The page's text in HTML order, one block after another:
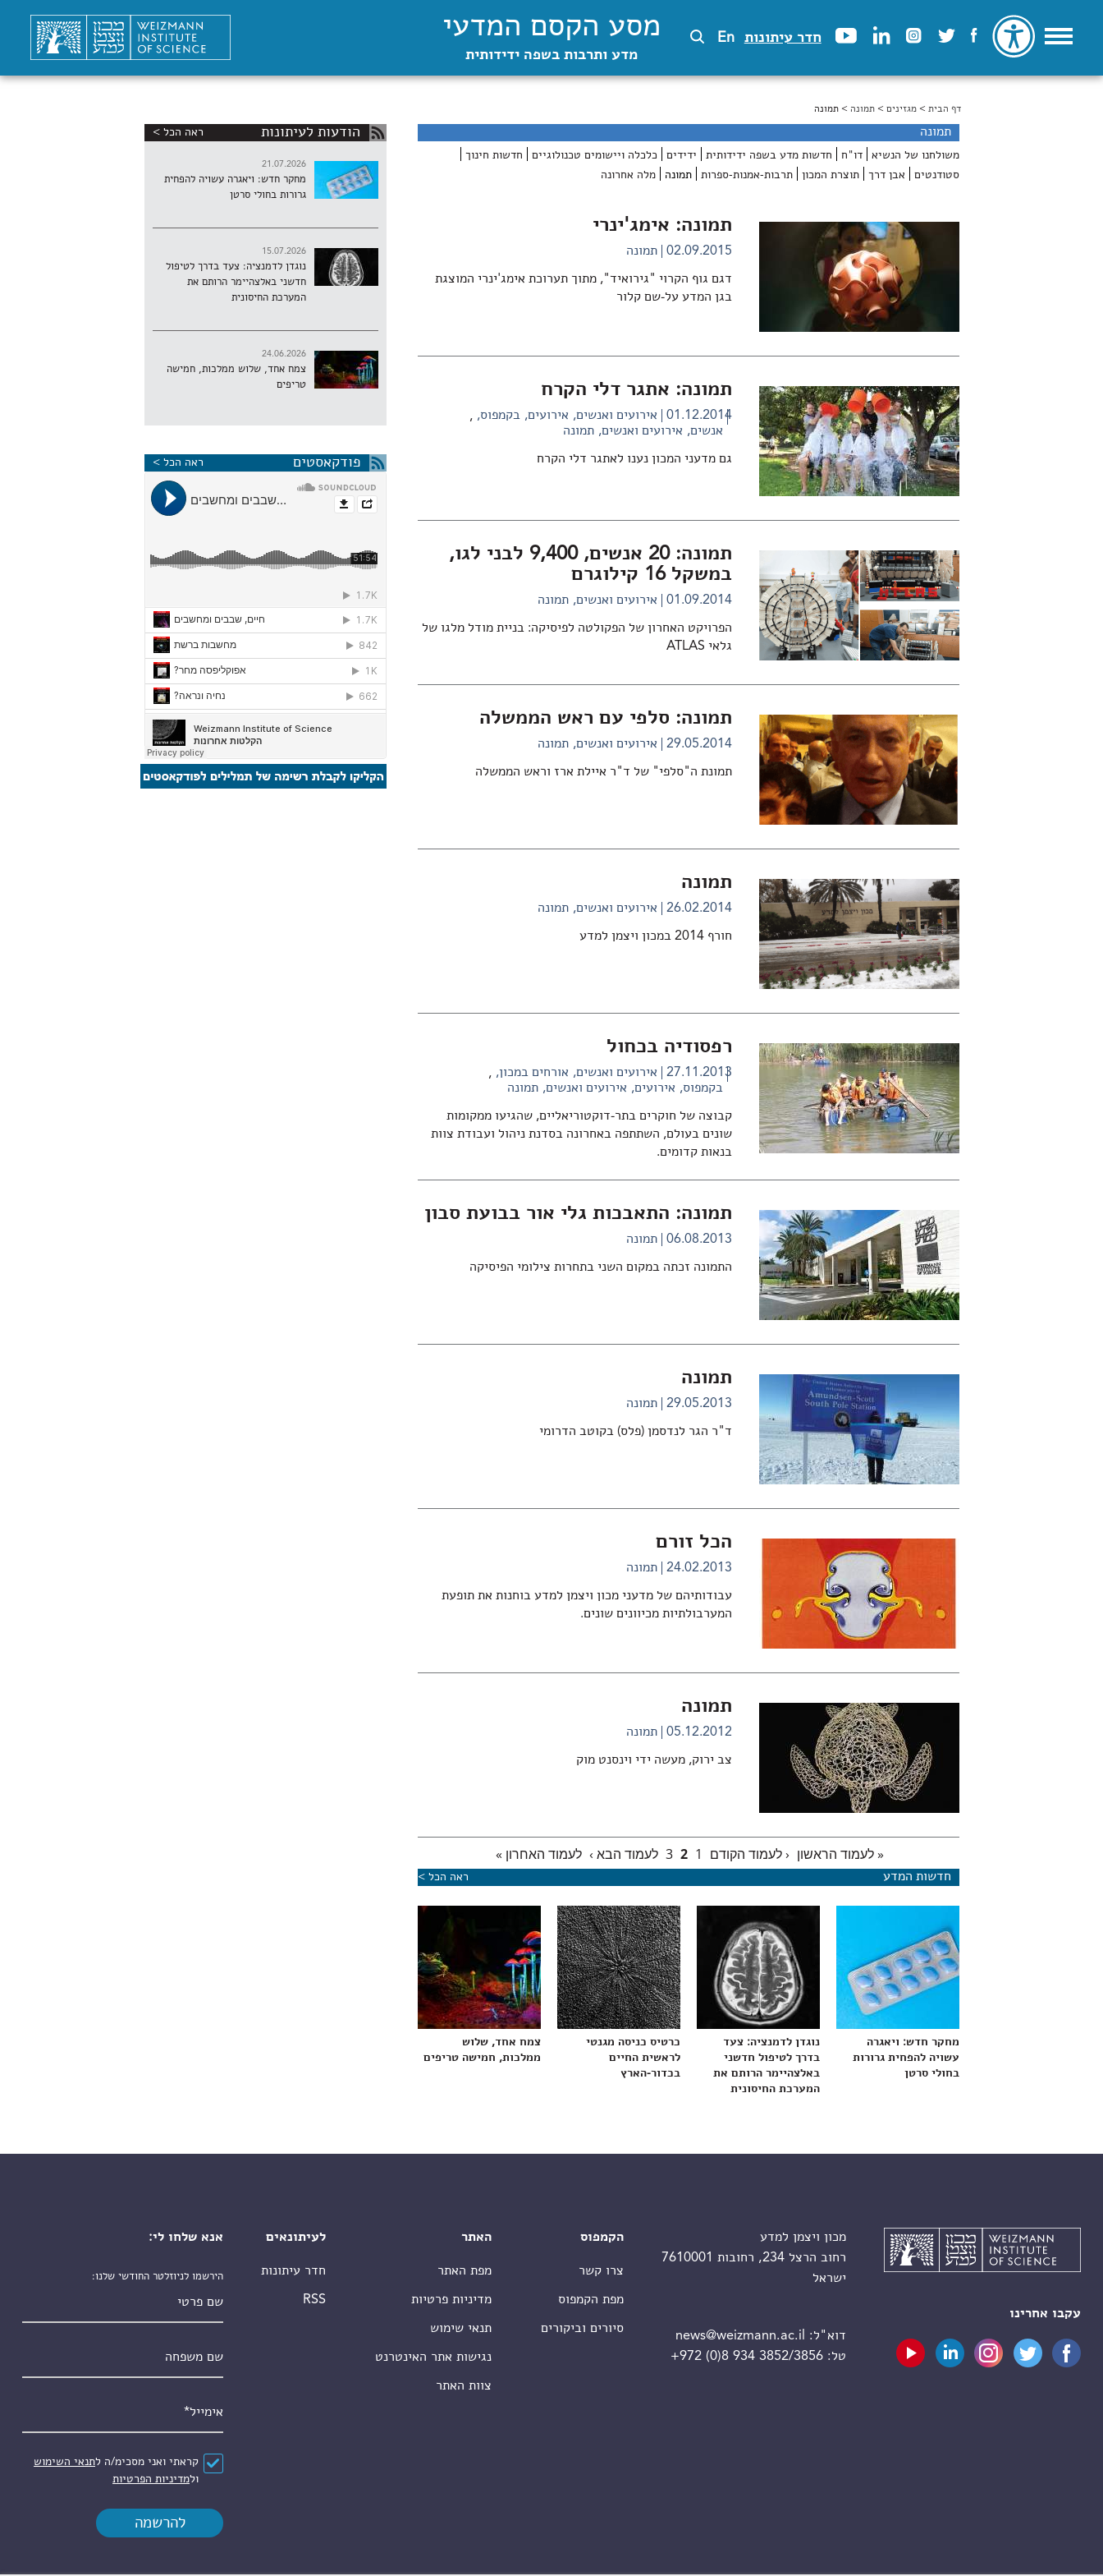
חדר עיתונות En מסע הקסם המדעי
מדע ותרבות בשפה ידידותית
הינך נמצא כאן
דף הבית >מגזינים >תמונה > תמונה
תמונה
משולחנו של הנשיא דו"ח חדשות מדע בשפה ידידותית ידידים כלכלה ויישומים טכנולוגיים
חדשות חינוך
סטודנטים
אבן דרך תוצרת המכון תרבות-אמנות-ספרות תמונה מלה אחרונה
תמונה: אימג'ינרי
02.09.2015 תמונה
דגם גוף הקרוי "גירואיד", מתוך תערוכת אימג'ינרי המוצגת
בגן המדע על-שם קלור
תמונה: אתגר דלי הקרח
01.12.2014 אירועים ואנשים אירועים בקמפוס ,
אירועים ואנשים אנשים תמונה
גם מדעני המכון נענו לאתגר דלי הקרח
תמונה: 20 אנשים, 9,400 לבני לגו,
במשקל 16 קילוגרם
01.09.2014 אירועים ואנשים תמונה
הפרויקט האחרון של הפקולטה לפיסיקה: בניית מודל מלגו של
גלאי ATLAS
תמונה: סלפי עם ראש הממשלה
29.05.2014 אירועים ואנשים תמונה
תמונת ה"סלפי" של ד"ר איילת ארז וראש הממשלה
תמונה
26.02.2014 אירועים ואנשים תמונה
חורף 2014 במכון ויצמן למדע
רפסודיה בכחול
27.11.2013 אירועים ואנשים אורחים במכון ,
אירועים ואנשים אירועים בקמפוס תמונה
קבוצה של חוקרים בתר-דוקטוריאליים, שהגיעו ממקומות
שונים בעולם, השתתפה באחרונה בסדנת ניהול ועבודת צוות
בנאות קדומים.
תמונה: התאבכות גלי אור בבועת סבון
06.08.2013 תמונה
התמונה זכתה במקום השני בתחרות צילומי הפיסיקה
תמונה
29.05.2013 תמונה
ד"ר הגר לנדסמן (פלס) בקוטב הדרומי
הכל זורם
24.02.2013 תמונה
עבודותיהם של מדעני מכון ויצמן למדע בוחנות את תופעת
המערבולתיות מכיוונים שונים.
תמונה
05.12.2012 תמונה
צב ירוק, מעשה ידי וינסנט מוק
« לעמוד הראשון ‹ לעמוד הקודם 1
2
3 לעמוד הבא › לעמוד האחרון »
חדשות המדע ראה הכל >
מחקר חדש: ויאגרה
עשויה להפחית גרורות
בחולי סרטן
נוגדן לדמנציה: צעד
בדרך לטיפול חדשני
באלצהיימר הרותם את
המערכת החיסונית
כרטיס כניסה מגנטי
לראשית החיים
בכדור-הארץ
צמח אחד, שלוש
ממלכות, חמישה טריפים
הודעות לעיתונות ראה הכל >
21.07.2026
מחקר חדש: ויאגרה עשויה להפחית
גרורות בחולי סרטן
15.07.2026
נוגדן לדמנציה: צעד בדרך לטיפול
חדשני באלצהיימר הרותם את
המערכת החיסונית
24.06.2026
צמח אחד, שלוש ממלכות, חמישה
טריפים
פודקאסטים ראה הכל >
עקבו אחרינו
מכון ויצמן למדע
רחוב הרצל 234, רחובות 7610001
ישראל
דוא"ל:
news@weizmann.ac.il
טל:+972 (0)8 934 3852/3856
הקמפוס
צרו קשר
מפת הקמפוס
סיורים וביקורים
האתר
מפת האתר
מדיניות פרטיות
תנאי שימוש
נגישות אתר האינטרנט
צוות האתר
לעיתונאים
חדר עיתונות
RSS
אנא שלחו לי:
הירשמו לניוזלטר החודשי שלנו:
הסכם*
קראתי ואני מסכימ/ה לתנאי השימוש
ולמדיניות הפרטיות